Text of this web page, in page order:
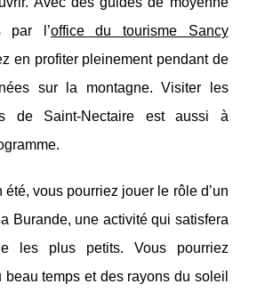
par l’office du tourisme Sancy
en profiter pleinement pendant de
sur la montagne. Visiter les
de Saint-Nectaire est aussi à
vous pourriez jouer le rôle d’un
Burande, une activité qui satisfera
les plus petits. Vous pourriez
temps et des rayons du soleil